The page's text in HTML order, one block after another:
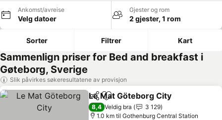
Ankomst/avreise
Velg datoer
Gjester og rom
2 gjester, 1 rom
Sorter Filtrer Kart
Sammenlign priser for Bed and breakfast i
Gøteborg, Sverige
Slik påvirkes søkeresultatene av provisjon
Del Legg til i favoritter
Le Mat Göteborg City
8,4 Veldig bra
3 129
1.0 km til Gothenburg Central Station